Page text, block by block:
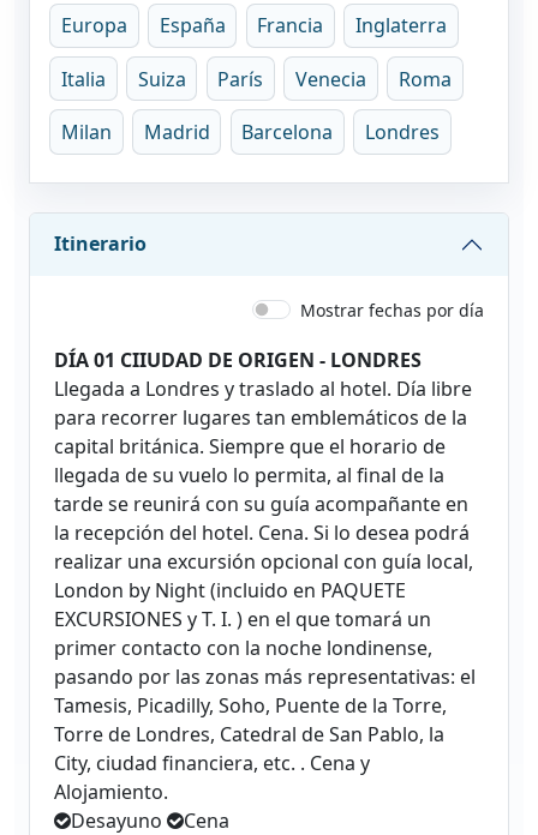
Europa
España Francia Inglaterra
Italia Suiza París Venecia Roma
Milan Madrid Barcelona Londres
Itinerario
Mostrar fechas por día
DÍA 01 CIIUDAD DE ORIGEN - LONDRES
Llegada a Londres y traslado al hotel. Día libre
para recorrer lugares tan emblemáticos de la
capital británica. Siempre que el horario de
llegada de su vuelo lo permita, al final de la
tarde se reunirá con su guía acompañante en
la recepción del hotel. Cena. Si lo desea podrá
realizar una excursión opcional con guía local,
London by Night (incluido en PAQUETE
EXCURSIONES y T. I. ) en el que tomará un
primer contacto con la noche londinense,
pasando por las zonas más representativas: el
Tamesis, Picadilly, Soho, Puente de la Torre,
Torre de Londres, Catedral de San Pablo, la
City, ciudad financiera, etc. . Cena y
Alojamiento.
Desayuno
Cena